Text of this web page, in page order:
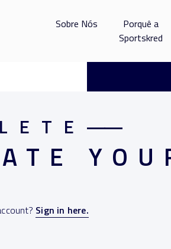
Sobre Nós
Porquê a
Sportskred
——
Sign in here.